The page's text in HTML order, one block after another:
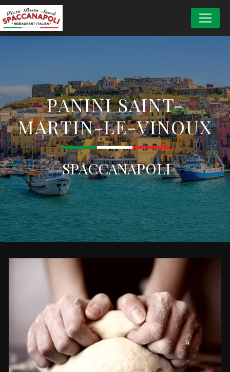
PANINI SAINT-
MARTIN-LE-VINOUX
SPACCANAPOLI
Panneau de gestion des cookies